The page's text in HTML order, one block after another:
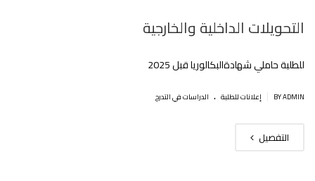
التحويلات الداخلية والخارجية
للطلبة حاملي شهادةالبكالوريا قبل 2025
BY ADMIN إعلانات للطلبة . الدراسات في التدرج
التفصيل